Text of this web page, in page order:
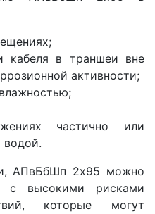
кабеля в траншеи вне
активности;
частично или
водой.
АПвБбШп 2x95 можно
с высокими рисками
которые могут